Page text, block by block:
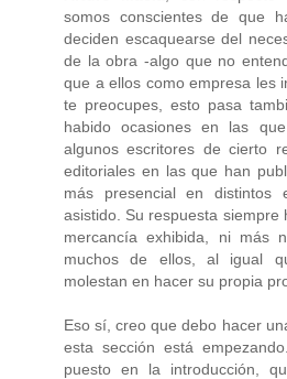
somos conscientes de que
deciden escaquearse del
de la obra -algo que no
que a ellos como empresa les
te preocupes, esto pasa
habido ocasiones en las
algunos escritores de cierto
editoriales en las que han
más presencial en distintos
asistido. Su respuesta siempre
mercancía exhibida, ni más
muchos de ellos, al igual
molestan en hacer su propia
Eso sí, creo que debo hacer
esta sección está
puesto en la introducción,